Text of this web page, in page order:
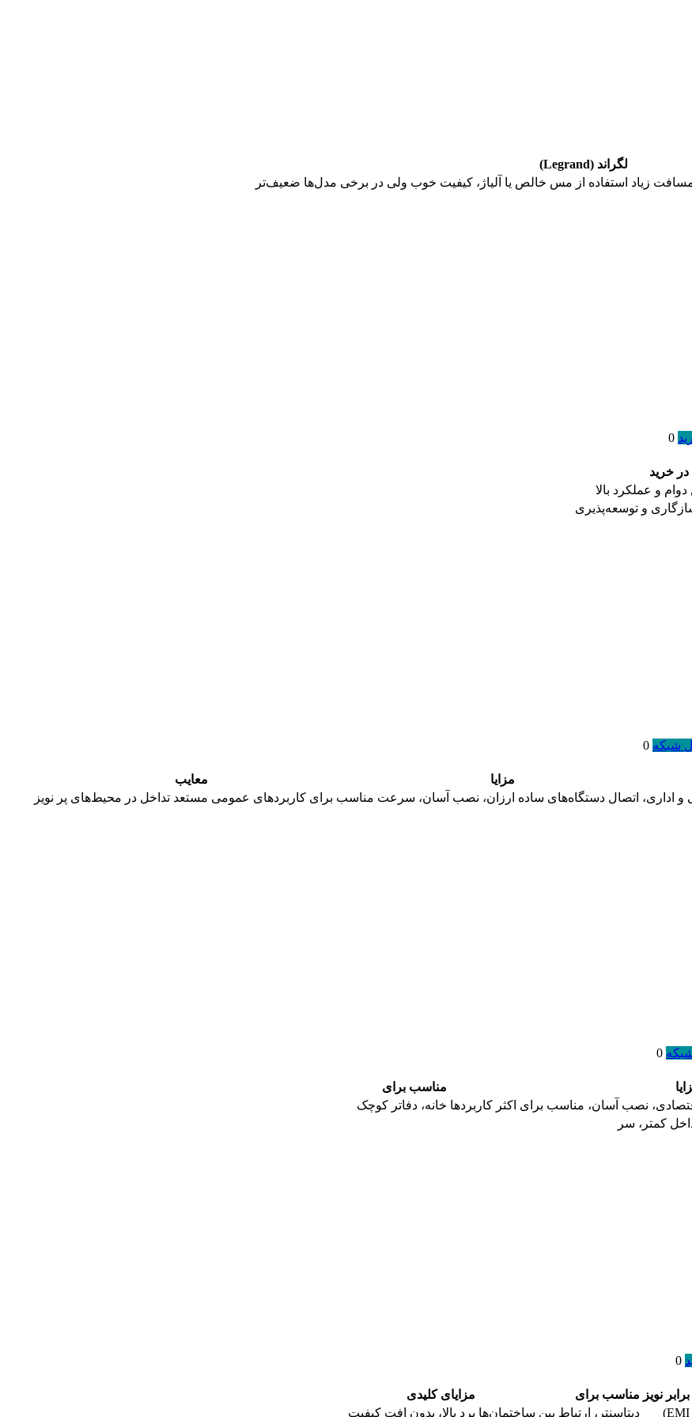
لگراند (Legrand)
زیاد استفاده از مس خالص یا آلیاژ، کیفیت خوب ولی در برخی مدل‌ها ضعیف‌تر
0
در خرید
و عملکرد بالا
و توسعه‌پذیری
شبکه 0
مزایا
معایب
اداری، اتصال دستگاه‌های ساده ارزان، نصب آسان، سرعت مناسب برای کاربردهای عمومی مستعد تداخل در محیط‌های پر نویز
0
مناسب برای
نصب آسان، مناسب برای اکثر کاربردها خانه، دفاتر کوچک
کمتر، سر
0
نویز مناسب برای
مزایای کلیدی
دیتاسنتر، ارتباط بین ساختمان‌ها برد بالا، بدون افت کیفیت